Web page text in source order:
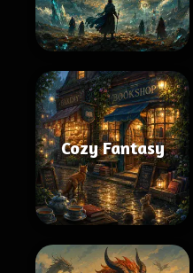
Cozy Fantasy